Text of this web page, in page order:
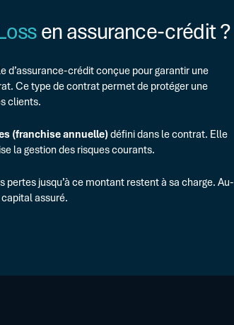
en assurance-crédit ?
d’assurance-crédit conçue pour garantir une
Ce type de contrat permet de protéger une
clients.
(franchise annuelle)défini dans le contrat. Elle
la gestion des risques courants.
pertes jusqu’à ce montant restent à sa charge. Au-
assuré.